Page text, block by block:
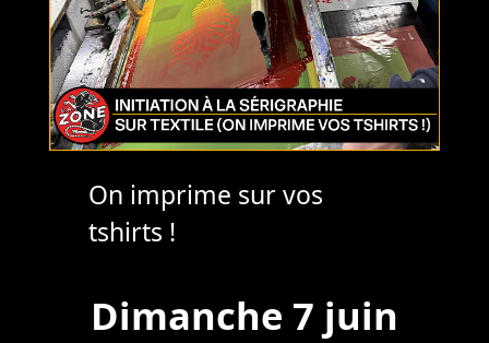
On imprime sur vos
tshirts !
Dimanche 7 juin